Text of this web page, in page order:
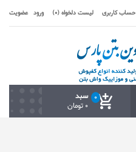
حساب کاربری لیست دلخواه (0) ورود عضویت
سبد 0
0 تومان